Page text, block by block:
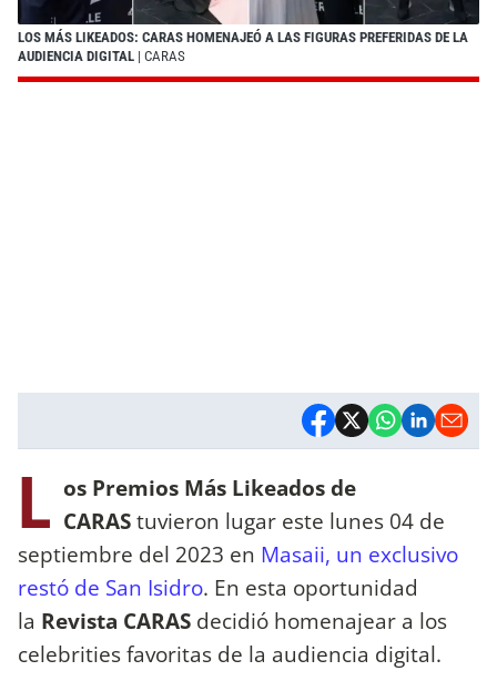
LOS MÁS LIKEADOS: CARAS HOMENAJEÓ A LAS FIGURAS PREFERIDAS DE LA
AUDIENCIA DIGITAL | CARAS
L os Premios Más Likeados de
CARAStuvieron lugar este lunes 04 de
septiembre del 2023 en Masaii, un exclusivo
restó de San Isidro. En esta oportunidad
la Revista CARAS decidió homenajear a los
celebrities favoritas de la audiencia digital.